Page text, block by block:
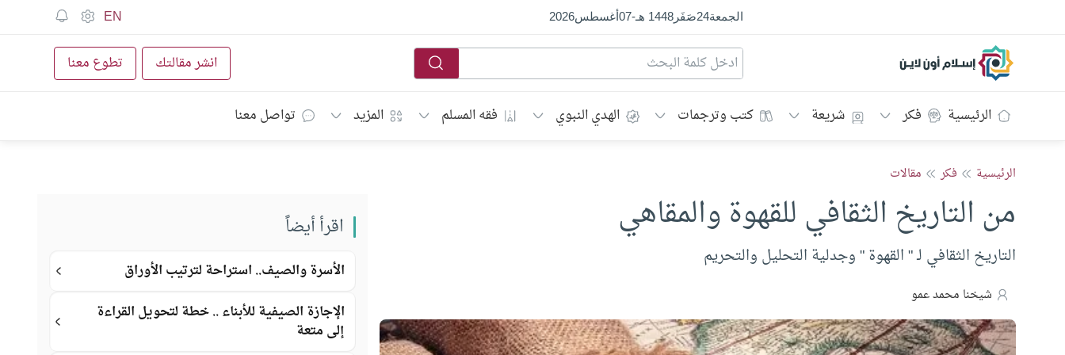
الجمعة24صَفَر1448 هـ -
07أغسطس2026
EN
إسلام أون لاين انشر مقالتك تطوع معنا
الرئيسية فكر شريعة كتب وترجمات الهدي النبوي فقه المسلم المزيد تواصل معنا
الرئيسية فكر مقالات
من التاريخ الثقافي للقهوة والمقاهي
التاريخ الثقافي لـ " القهوة " وجدلية التحليل والتحريم
شيخنا محمد عمو
اقرأ أيضاً
الأسرة والصيف.. استراحة لترتيب الأوراق
الإجازة الصيفية للأبناء .. خطة لتحويل القراءة
إلى متعة